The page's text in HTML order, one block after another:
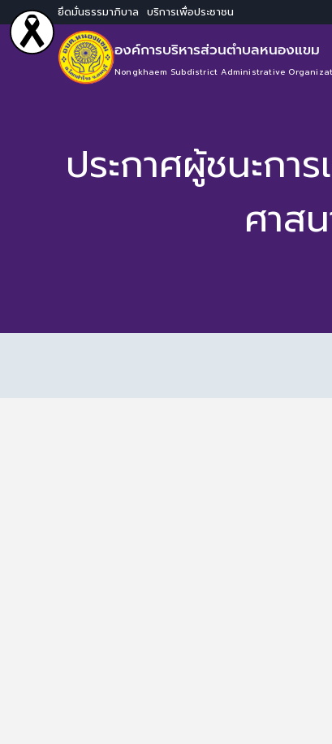
ยึดมั่นธรรมาภิบาล บริการเพื่อประชาชน
องค์การบริหารส่วนตำบลหนองแขม
Nongkhaem Subdistrict Administrative
ประกาศผู้ชนะกา
ศาส